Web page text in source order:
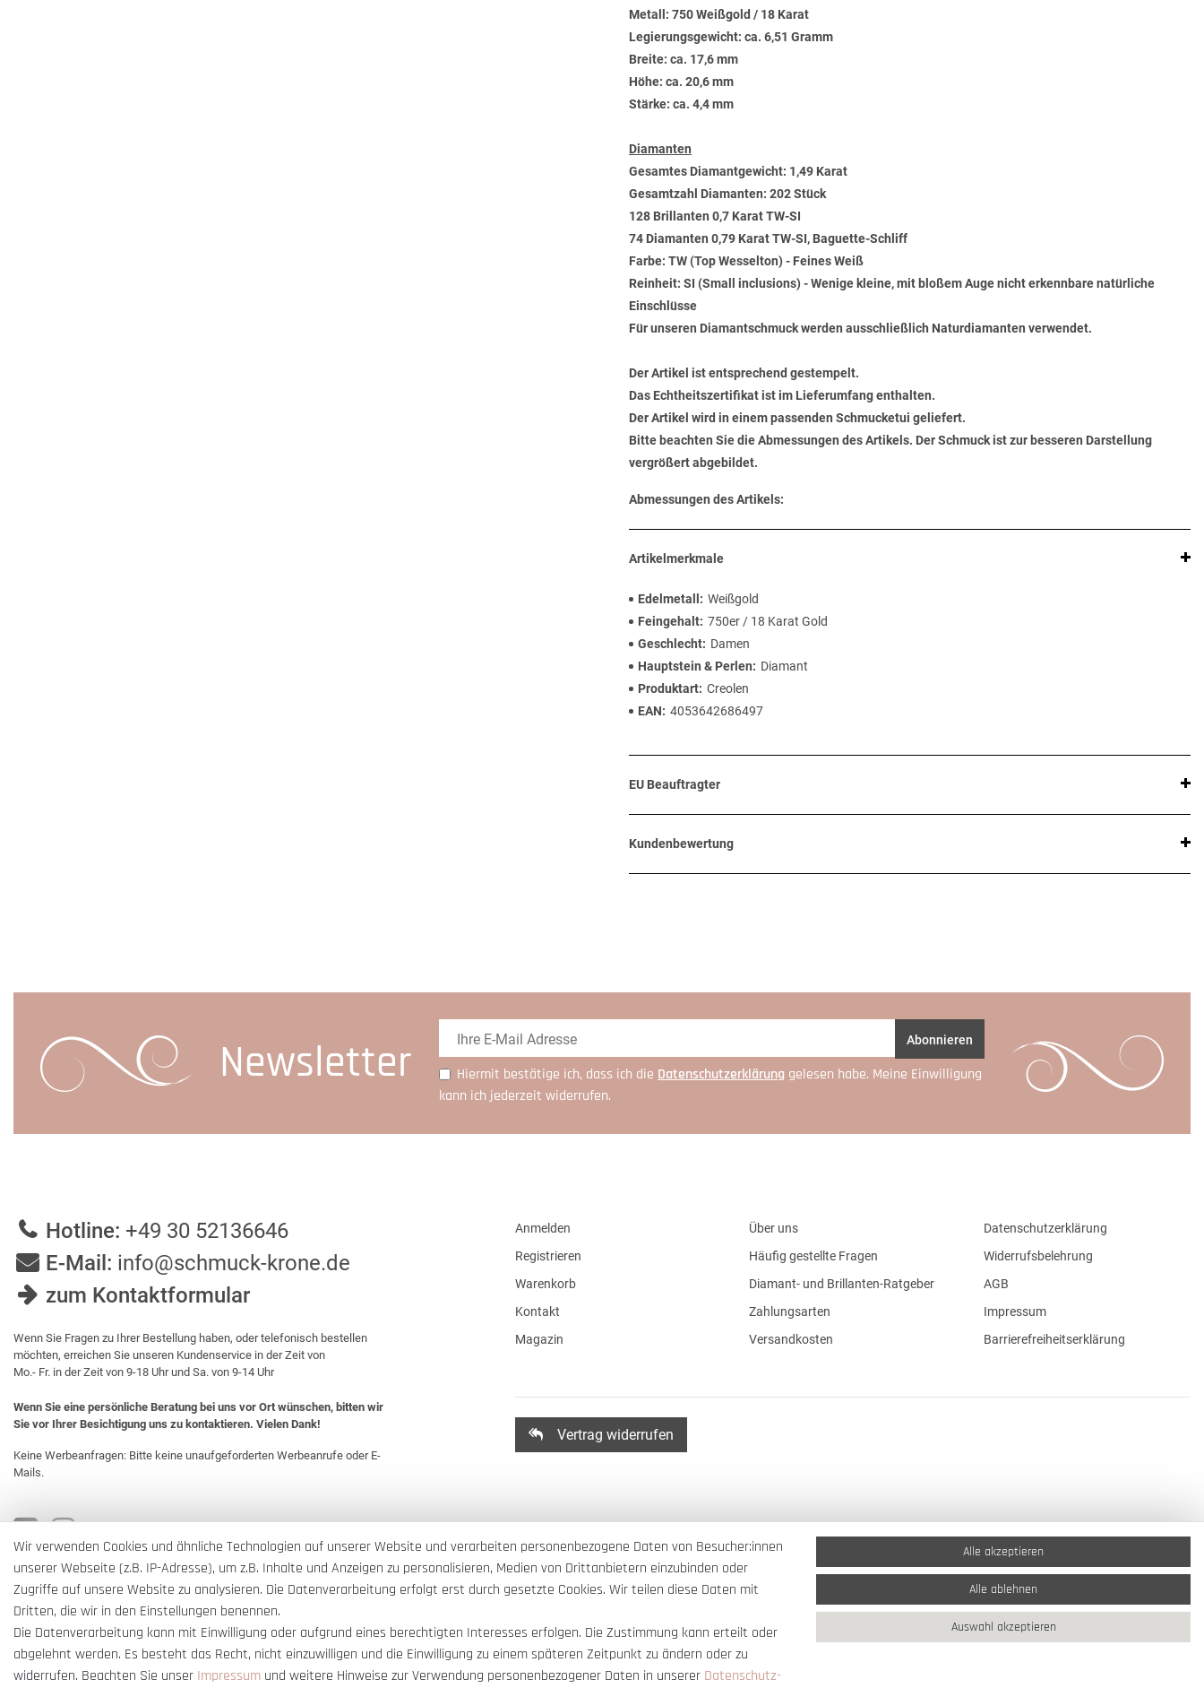
Metall: 750 Weißgold / 18 Karat
Legierungsgewicht: ca. 6,51 Gramm
Breite: ca. 17,6 mm
Höhe: ca. 20,6 mm
Stärke: ca. 4,4 mm
Diamanten
Gesamtes Diamantgewicht: 1,49 Karat
Gesamtzahl Diamanten: 202 Stück
128 Brillanten 0,7 Karat TW-SI
74 Diamanten 0,79 Karat TW-SI, Baguette-Schliff
Farbe: TW (Top Wesselton) - Feines Weiß
Reinheit: SI (Small inclusions) - Wenige kleine, mit bloßem Auge nicht erkennbare natürliche
Einschlüsse
Für unseren Diamantschmuck werden ausschließlich Naturdiamanten verwendet.
Der Artikel ist entsprechend gestempelt.
Das Echtheitszertifikat ist im Lieferumfang enthalten.
Der Artikel wird in einem passenden Schmucketui geliefert.
Bitte beachten Sie die Abmessungen des Artikels. Der Schmuck ist zur besseren Darstellung
vergrößert abgebildet.
Abmessungen des Artikels:
Artikelmerkmale
Edelmetall
Weißgold
Feingehalt 750er / 18 Karat Gold
Geschlecht
Damen
Hauptstein & Perlen
Diamant
Produktart Creolen
EAN
4053642686497
EU Beauftragter
Kundenbewertung
Newsletter Abonnieren
Hiermit bestätige ich, dass ich die Daten­schutz­erklärung gelesen habe. Meine Einwilligung
kann ich jederzeit widerrufen.
Hotline: +49 30 52136646
E-Mail: info@schmuck-krone.de
zum Kontaktformular
Wenn Sie Fragen zu Ihrer Bestellung haben, oder telefonisch bestellen
möchten, erreichen Sie unseren Kundenservice in der Zeit von
Mo.- Fr. in der Zeit von 9-18 Uhr und Sa. von 9-14 Uhr
Wenn Sie eine persönliche Beratung bei uns vor Ort wünschen, bitten wir
Sie vor Ihrer Besichtigung uns zu kontaktieren. Vielen Dank!
Keine Werbeanfragen: Bitte keine unaufgeforderten Werbeanrufe oder E-
Mails.
Anmelden
Registrieren
Warenkorb
Kontakt
Magazin
Über uns
Häufig gestellte Fragen
Diamant- und Brillanten-Ratgeber
Zahlungsarten
Versandkosten
Datenschutzerklärung
Widerrufsbelehrung
AGB
Impressum
Barrierefreiheitserklärung
Vertrag widerrufen
Wir verwenden Cookies und ähnliche Technologien auf unserer Website und verarbeiten personenbezogene Daten von Besucher:innen
unserer Webseite (z.B. IP-Adresse), um z.B. Inhalte und Anzeigen zu personalisieren, Medien von Drittanbietern einzubinden oder
Zugriffe auf unsere Website zu analysieren. Die Datenverarbeitung erfolgt erst durch gesetzte Cookies. Wir teilen diese Daten mit
Dritten, die wir in den Einstellungen benennen.
Die Datenverarbeitung kann mit Einwilligung oder aufgrund eines berechtigten Interesses erfolgen. Die Zustimmung kann erteilt oder
abgelehnt werden. Es besteht das Recht, nicht einzuwilligen und die Einwilligung zu einem späteren Zeitpunkt zu ändern oder zu
widerrufen. Beachten Sie unser Impressum und weitere Hinweise zur Verwendung personenbezogener Daten in unserer Daten­schutz­
Alle akzeptieren
Alle ablehnen
Auswahl akzeptieren